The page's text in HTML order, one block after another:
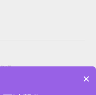
场6楼
×